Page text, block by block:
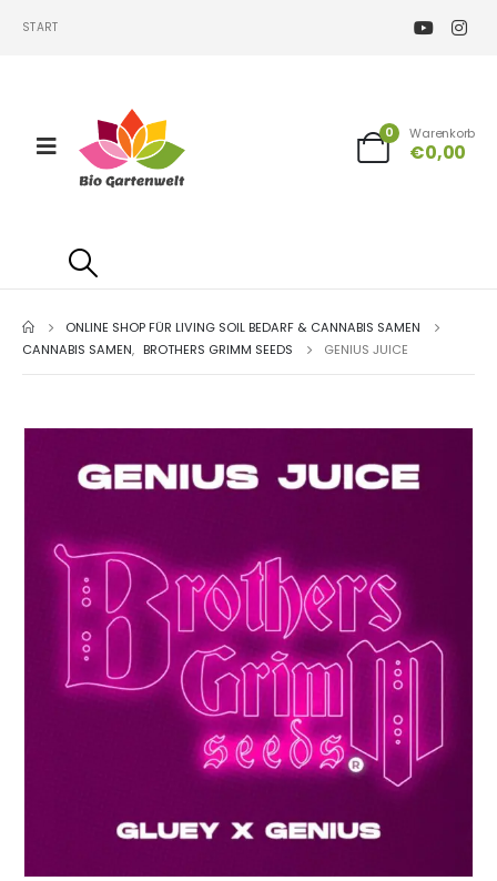
START
0 Warenkorb
€0,00
ONLINE SHOP FÜR LIVING SOIL BEDARF & CANNABIS SAMEN
CANNABIS SAMEN, BROTHERS GRIMM SEEDS GENIUS JUICE